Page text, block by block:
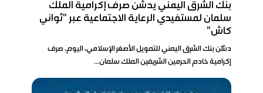
بنك الشرق اليمني يدشن صرف إكرامية الملك
سلمان لمستفيدي الرعاية الاجتماعية عبر "ثواني
كاش"
دشّن بنك الشرق اليمني للتمويل الأصغر الإسلامي، اليوم، صرف
إكرامية خادم الحرمين الشريفين الملك سلمان...